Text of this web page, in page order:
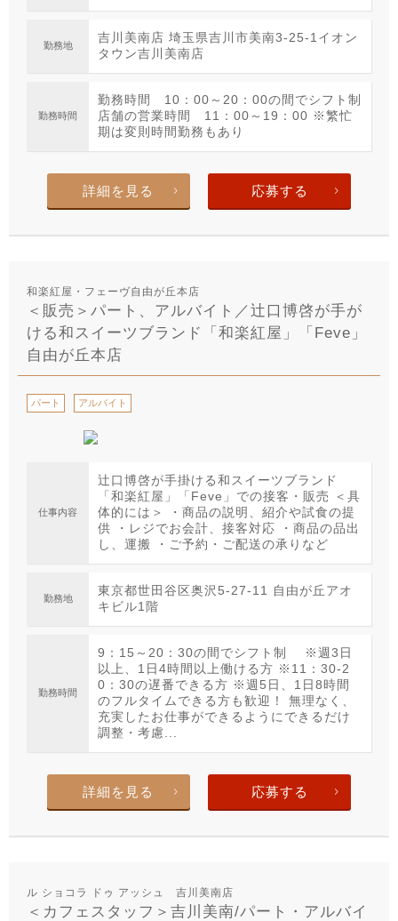
勤務地
吉川美南店 埼玉県吉川市美南3-25-1イオン
タウン吉川美南店
勤務時間
勤務時間 10：00～20：00の間でシフト制
店舗の営業時間 11：00～19：00 ※繁忙
期は変則時間勤務もあり
詳細を見る 応募する
和楽紅屋・フェーヴ自由が丘本店
＜販売＞パート、アルバイト／辻口博啓が手が
ける和スイーツブランド「和楽紅屋」「Feve」
自由が丘本店
パート アルバイト
仕事内容
辻口博啓が手掛ける和スイーツブランド
「和楽紅屋」「Feve」での接客・販売 ＜具
体的には＞ ・商品の説明、紹介や試食の提
供 ・レジでお会計、接客対応 ・商品の品出
し、運搬 ・ご予約・ご配送の承りなど
勤務地
東京都世田谷区奥沢5-27-11 自由が丘アオ
キビル1階
勤務時間
9：15～20：30の間でシフト制 ※週3日
以上、1日4時間以上働ける方 ※11：30-2
0：30の遅番できる方 ※週5日、1日8時間
のフルタイムできる方も歓迎！ 無理なく、
充実したお仕事ができるようにできるだけ
調整・考慮...
詳細を見る 応募する
ル ショコラ ドゥ アッシュ 吉川美南店
＜カフェスタッフ＞吉川美南/パート・アルバイ